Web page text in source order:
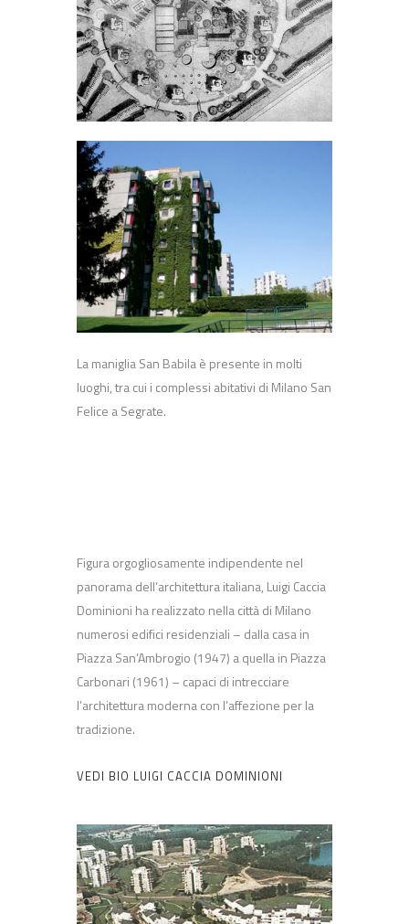
La maniglia San Babila è presente in molti
luoghi, tra cui i complessi abitativi di Milano San
Felice a Segrate.
Figura orgogliosamente indipendente nel
panorama dell’architettura italiana, Luigi Caccia
Dominioni ha realizzato nella città di Milano
numerosi edifici residenziali – dalla casa in
Piazza San’Ambrogio (1947) a quella in Piazza
Carbonari (1961) – capaci di intrecciare
l’architettura moderna con l’affezione per la
tradizione.
VEDI BIO LUIGI CACCIA DOMINIONI